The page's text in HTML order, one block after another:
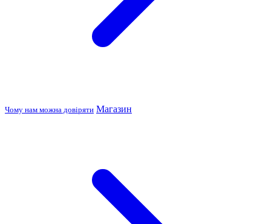
Чому нам можна довіряти Магазин